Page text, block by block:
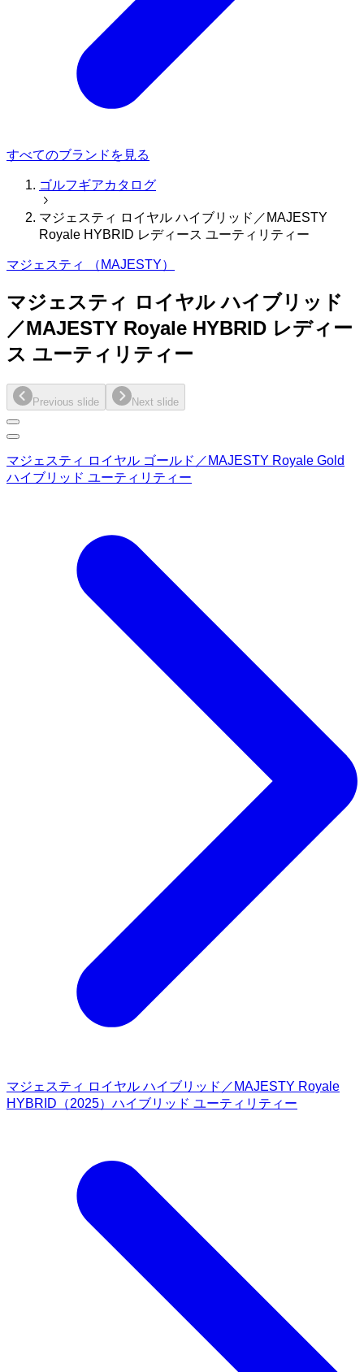
すべてのブランドを見る
ゴルフギアカタログ
マジェスティ ロイヤル ハイブリッド／MAJESTY
Royale HYBRID レディース ユーティリティー
マジェスティ （MAJESTY）
マジェスティ ロイヤル ハイブリッド
／MAJESTY Royale HYBRID レディー
ス ユーティリティー
Previous slide Next slide
マジェスティ ロイヤル ゴールド／MAJESTY Royale Gold
ハイブリッド ユーティリティー
マジェスティ ロイヤル ハイブリッド／MAJESTY Royale
HYBRID（2025）ハイブリッド ユーティリティー